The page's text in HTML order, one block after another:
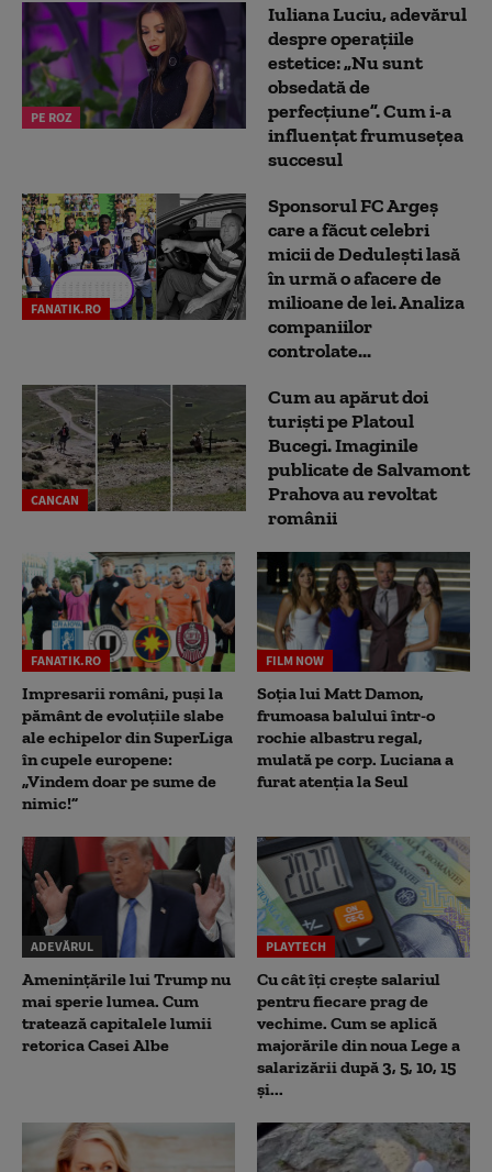
PE ROZ
Iuliana Luciu, adevărul
despre operațiile
estetice: „Nu sunt
obsedată de
perfecțiune”. Cum i-a
influențat frumusețea
succesul
FANATIK.RO
Sponsorul FC Argeș
care a făcut celebri
micii de Dedulești lasă
în urmă o afacere de
milioane de lei. Analiza
companiilor
controlate...
CANCAN
Cum au apărut doi
turiști pe Platoul
Bucegi. Imaginile
publicate de Salvamont
Prahova au revoltat
românii
FANATIK.RO
Impresarii români, puși la
pământ de evoluțiile slabe
ale echipelor din SuperLiga
în cupele europene:
„Vindem doar pe sume de
nimic!”
FILM NOW
Soția lui Matt Damon,
frumoasa balului într-o
rochie albastru regal,
mulată pe corp. Luciana a
furat atenția la Seul
ADEVĂRUL
Amenințările lui Trump nu
mai sperie lumea. Cum
tratează capitalele lumii
retorica Casei Albe
PLAYTECH
Cu cât îți crește salariul
pentru fiecare prag de
vechime. Cum se aplică
majorările din noua Lege a
salarizării după 3, 5, 10, 15
și...